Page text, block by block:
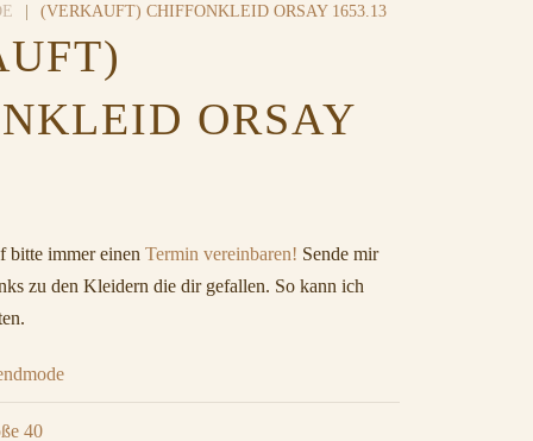
(VERKAUFT) CHIFFONKLEID ORSAY 1653.13
ORSAY
bitte immer einen Termin vereinbaren! Sende mir
zu den Kleidern die dir gefallen. So kann ich
40